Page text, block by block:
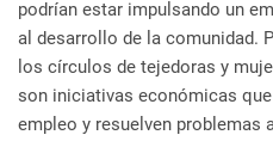
podrían estar impulsando un
al desarrollo de la comunidad.
los círculos de tejedoras y
son iniciativas económicas
empleo y resuelven problemas